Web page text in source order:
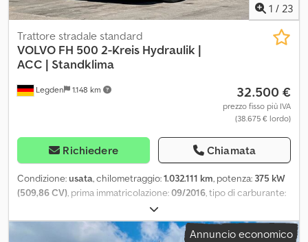
1 / 23
Legden 1.148 km
Trattore stradale standard
VOLVO FH 500 2-Kreis Hydraulik |
ACC | Standklima
32.500 €
prezzo fisso più IVA
(38.675 € lordo)
Richiedere Chiamata
Condizione:usata, chilometraggio:1.032.111 km, potenza: 375 kW
(509,86 CV) , prima immatricolazione:09/2016 , tipo di carburante:
18.000 kg
assi, prossima ispezione (TÜV):09/2026, colore:verde, tipo di
automatico, classe di emissione:Euro 6,
Annuncio economico